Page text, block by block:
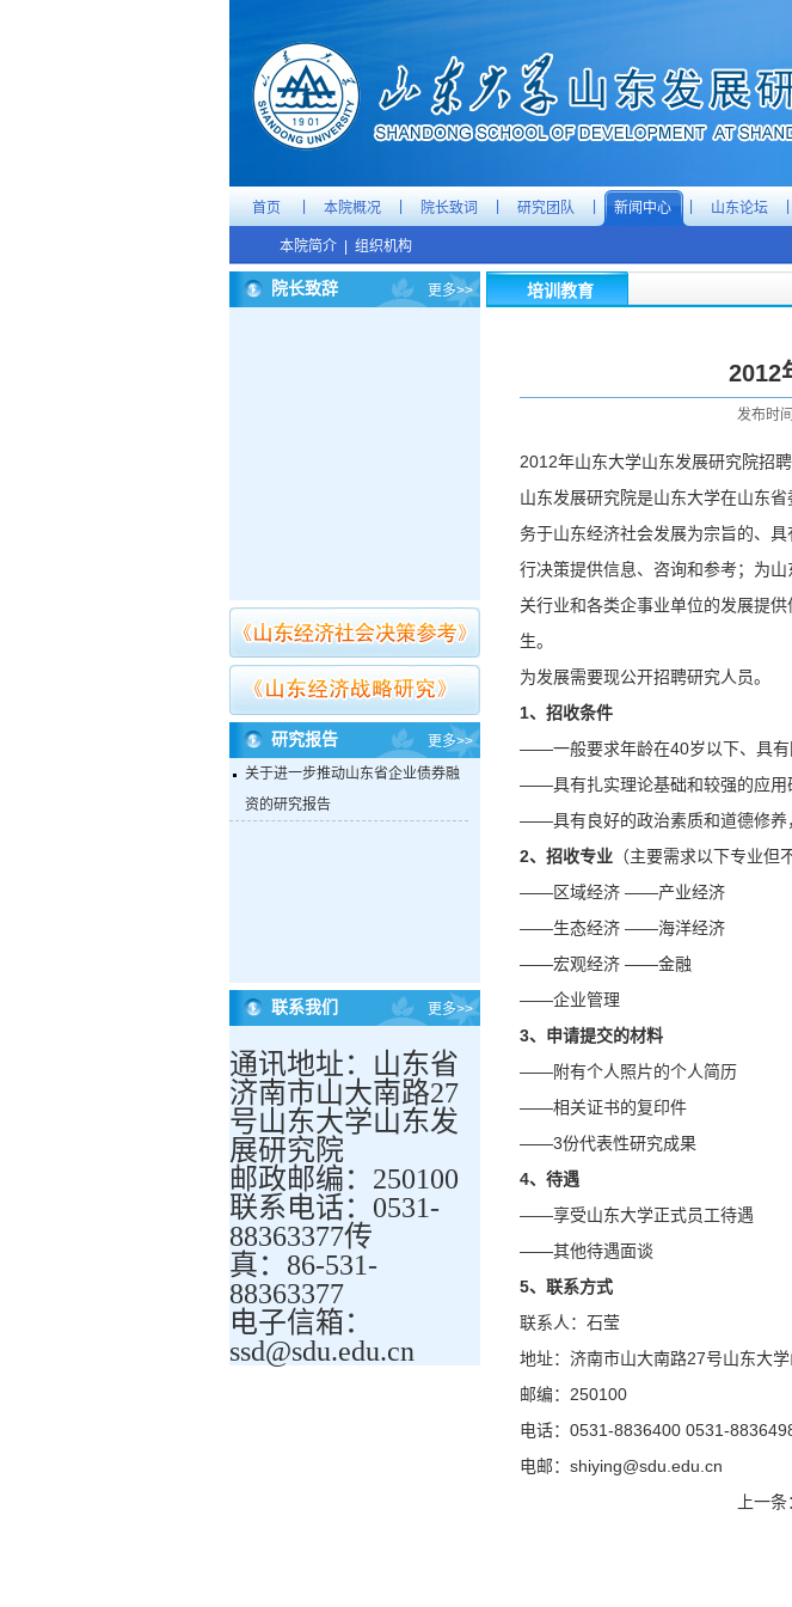
首页 本院概况 院长致词 研究团队 新闻中心 山东论坛
本院简介 组织机构
院长致辞 更多>>
研究报告
更多>>
关于进一步推动山东省企业债券融
资的研究报告
联系我们 更多>>
通讯地址：山东省
济南市山大南路27
号山东大学山东发
展研究院
邮政邮编：250100
联系电话：0531-
88363377传
真：86-531-
88363377
电子信箱：
ssd@sdu.edu.cn
培训教育
2012
发布时
2012年山东大学山东发展研究院招
山东发展研究院是山东大学在山东
务于山东经济社会发展为宗旨的、
行决策提供信息、咨询和参考；为
关行业和各类企事业单位的发展提
生。
为发展需要现公开招聘研究人员。
1、招收条件
——一般要求年龄在40岁以下、具有
——具有扎实理论基础和较强的应用
——具有良好的政治素质和道德修养
2、招收专业 （主要需求以下专业但
——区域经济 ——产业经济
——生态经济 ——海洋经济
——宏观经济 ——金融
——企业管理
3、申请提交的材料
——附有个人照片的个人简历
——相关证书的复印件
——3份代表性研究成果
4、待遇
——享受山东大学正式员工待遇
——其他待遇面谈
5、联系方式
联系人：石莹
地址：济南市山大南路27号山东大
邮编：250100
电话：0531-8836400 0531-
电邮：shiying@sdu.edu.cn
上一条